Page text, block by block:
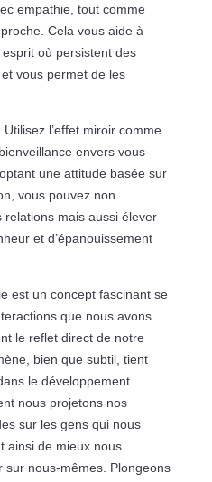
empathie, tout comme
Cela vous aide à
où persistent des
vous permet de les
Utilisez l’effet miroir comme
envers vous-
une attitude basée sur
vous pouvez non
mais aussi élever
et d’épanouissement
est un concept fascinant se
que nous avons
le reflet direct de notre
bien que subtil, tient
le développement
nous projetons nos
sur les gens qui nous
ainsi de mieux nous
nous-mêmes. Plongeons